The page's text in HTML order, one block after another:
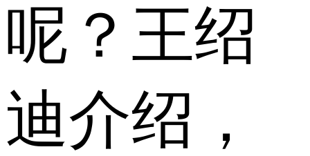
呢？王绍
迪介绍，